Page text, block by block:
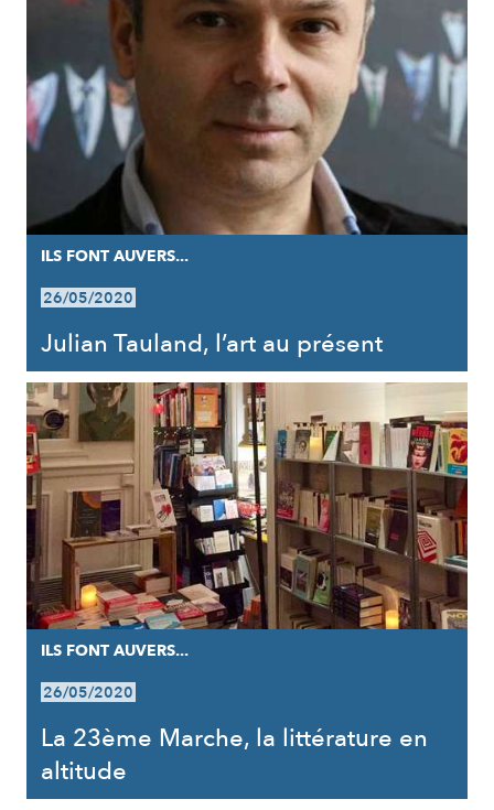
ILS FONT AUVERS...
26/05/2020
Julian Tauland, l’art au présent
ILS FONT AUVERS...
26/05/2020
La 23ème Marche, la littérature en
altitude